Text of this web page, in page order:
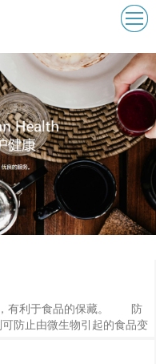
，有利于食品的保藏。 防
防止由微生物引起的食品变
稳定性和耐藏性。2，改善